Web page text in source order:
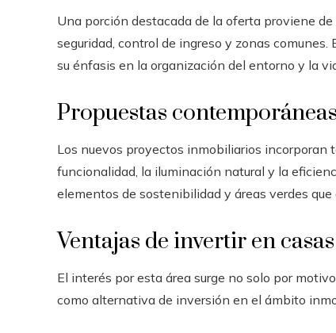
Una porción destacada de la oferta proviene
seguridad, control de ingreso y zonas
su énfasis en la organización del entorno y la
Propuestas
Los nuevos proyectos inmobiliarios incorporan
funcionalidad, la iluminación natural y la
elementos de sostenibilidad y áreas verdes
Ventajas de invertir en
El interés por esta área surge no solo por
como alternativa de inversión en el ámbito